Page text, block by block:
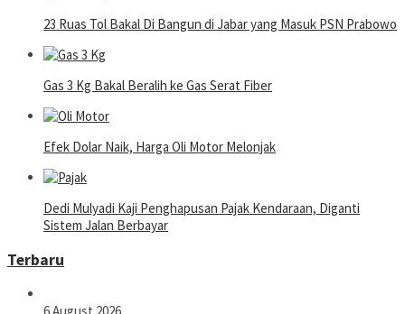
23 Ruas Tol Bakal Di Bangun di Jabar yang Masuk PSN Prabowo
Gas 3 Kg Bakal Beralih ke Gas Serat Fiber
Efek Dolar Naik, Harga Oli Motor Melonjak
Dedi Mulyadi Kaji Penghapusan Pajak Kendaraan, Diganti
Sistem Jalan Berbayar
Terbaru